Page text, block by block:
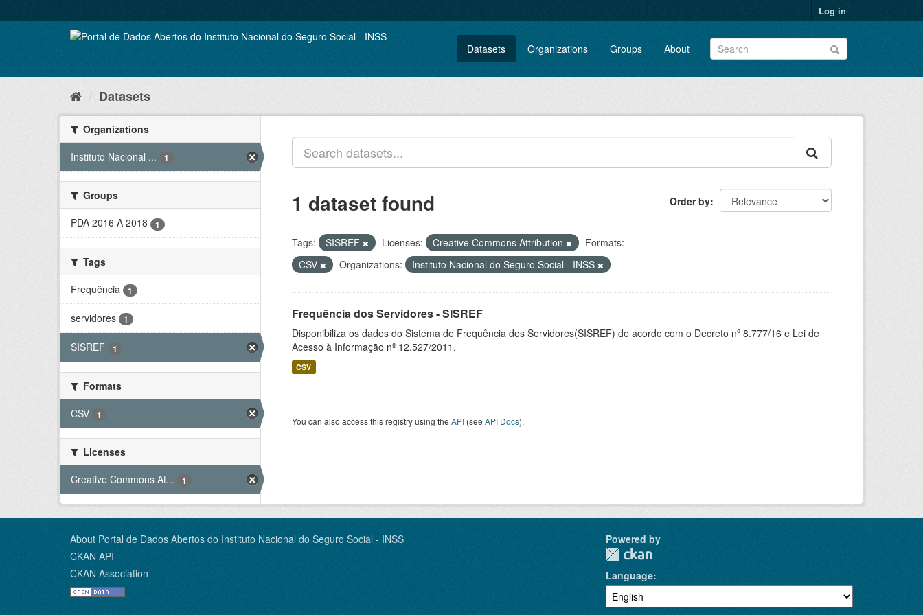
to
Log in
Datasets Organizations Groups About
Datasets
Organizations
Instituto Nacional ...
1
Groups
PDA 2016 A 2018
1
Tags
Frequência
1
servidores 1
SISREF 1
Formats
CSV
1
Licenses
Creative Commons At...
1
Order by
1 dataset found
Tags: SISREF Licenses: Creative Commons Attribution
Formats:
CSV
Organizations: Instituto Nacional do Seguro Social - INSS
Frequência dos Servidores - SISREF
Disponibiliza os dados do Sistema de Frequência dos Servidores(SISREF) de acordo com o Decreto nº 8.777/16 e Lei de
Acesso à Informação nº 12.527/2011.
CSV
You can also access this registry using the API (see API Docs).
About Portal de Dados Abertos do Instituto Nacional do Seguro Social - INSS
CKAN API
CKAN Association
Powered by
Language